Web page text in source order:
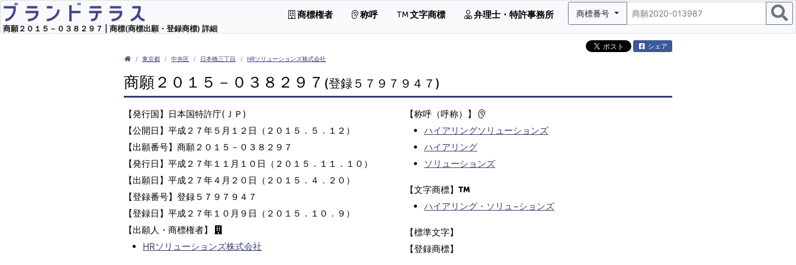
商願２０１５－０３８２９７ | 商標(商標出願・登録商標) 詳細
商標権者 称呼 文字商標 弁理士・特許事務所 商標番号
シェア
東京都 中央区 日本橋三丁目 HRソリューションズ株式会社
商願２０１５－０３８２９７ (登録５７９７９４７)
【発行国】日本国特許庁(ＪＰ)
【公開日】平成２７年５月１２日（２０１５．５．１２）
【出願番号】商願２０１５－０３８２９７
【発行日】平成２７年１１月１０日（２０１５．１１．１０）
【出願日】平成２７年４月２０日（２０１５．４．２０）
【登録番号】登録５７９７９４７
【登録日】平成２７年１０月９日（２０１５．１０．９）
【出願人・商標権者】
HRソリューションズ株式会社
【称呼（呼称）】
ハイアリングソリューションズ
ハイアリング
ソリューションズ
【文字商標】
ハイアリング・ソリュ−ションズ
【標準文字】
【登録商標】